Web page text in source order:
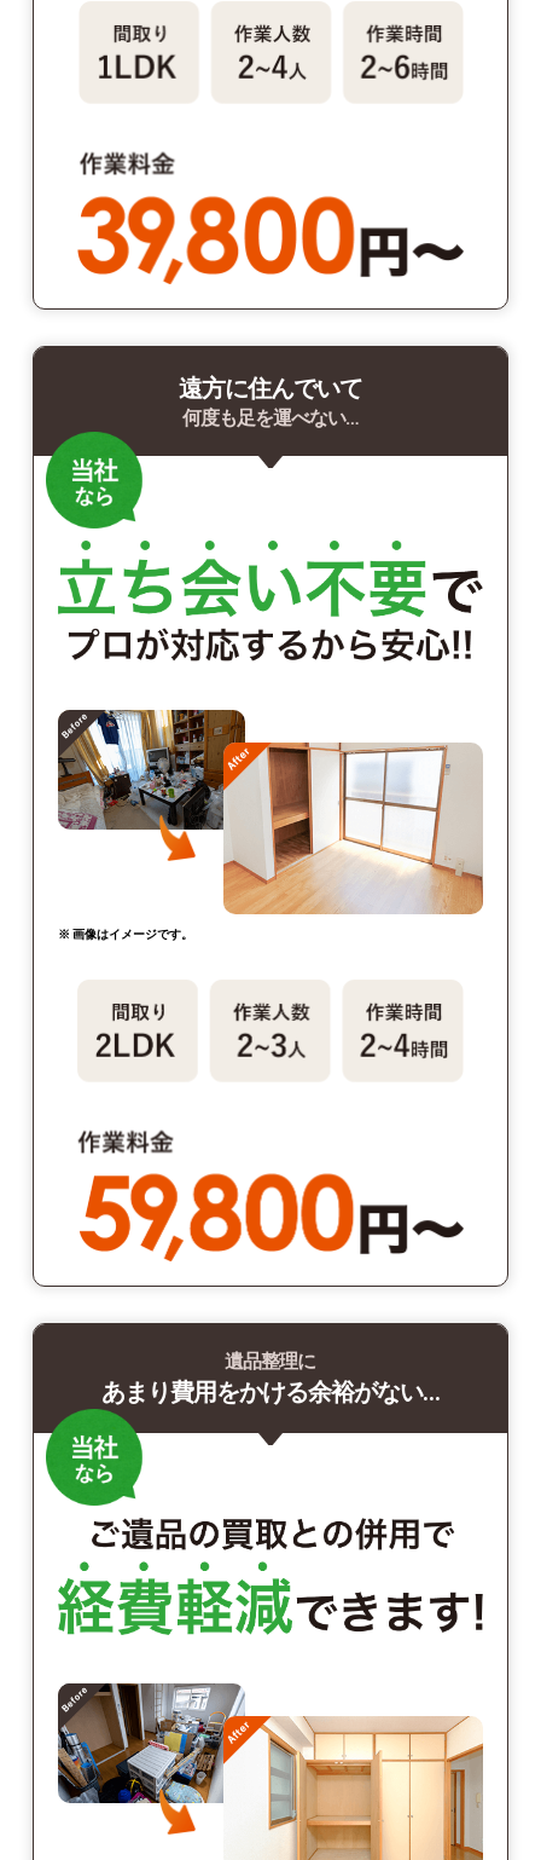
遠方に住んでいて
何度も足を運べない…
※ 画像はイメージです。
遺品整理に
あまり費用をかける余裕がない…